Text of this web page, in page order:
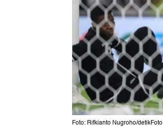
Foto: Rifkianto Nugroho/detikFoto